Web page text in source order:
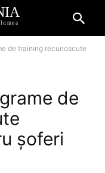
de training recunoscute
de
șoferi